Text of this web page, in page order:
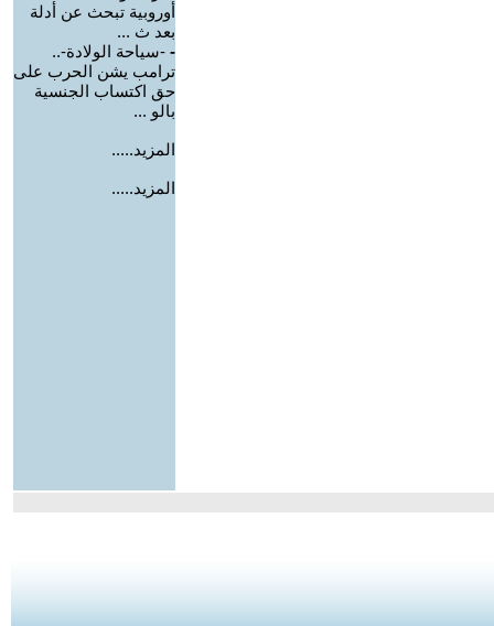
أوروبية تبحث عن أدلة
بعد ث ...
- -سياحة الولادة-..
ترامب يشن الحرب على
حق اكتساب الجنسية
بالو ...
المزيد.....
المزيد.....